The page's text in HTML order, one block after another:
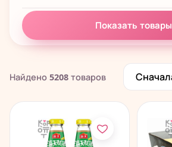
Маршмеллоу
Печенье, пончики, батончики
Показать товары
Найдено 5208 товаров